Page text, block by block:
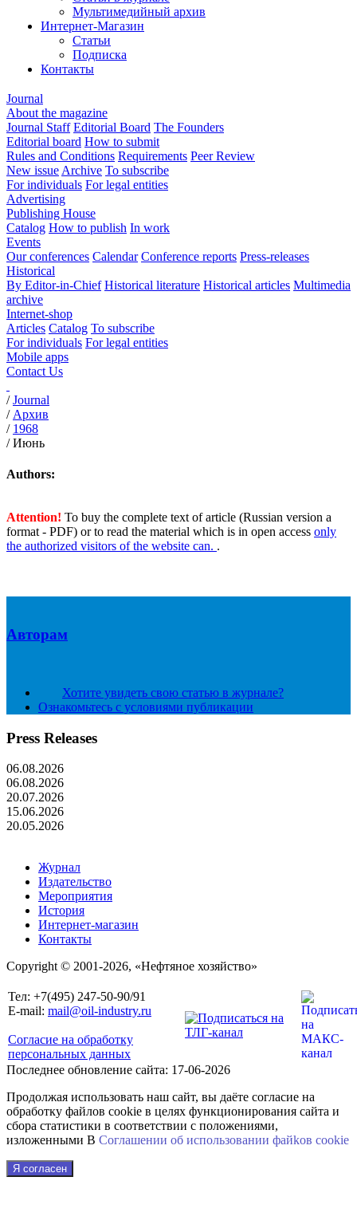
Мультимедийный архив
Интернет-Магазин
Статьи
Подписка
Контакты
Journal
About the magazine
Journal Staff Editorial Board The Founders
Editorial board How to submit
Rules and Conditions Requirements Peer Review
New issue Archive To subscribe
For individuals For legal entities
Advertising
Publishing House
Catalog How to publish In work
Events
Our conferences Calendar Conference reports Press-releases
Historical
By Editor-in-Chief Historical literature Historical articles Multimedia
archive
Internet-shop
Articles Catalog To subscribe
For individuals For legal entities
Mobile apps
Contact Us
/Journal
/ Архив
/ 1968
/Июнь
Authors:
Attention! To buy the complete text of article (Russian version a
format - PDF) or to read the material which is in open access only
the authorized visitors of the website can. .
Авторам
Хотите увидеть свою статью в журнале?
Ознакомьтесь с условиями публикации
Press Releases
06.08.2026
06.08.2026
20.07.2026
15.06.2026
20.05.2026
Журнал
Издательство
Мероприятия
История
Интернет-магазин
Контакты
Copyright © 2001-2026, «Нефтяное хозяйство»
Тел: +7(495) 247-50-90/91
E-mail: mail@oil-industry.ru
Согласие на обработку
персональных данных
Последнее обновление сайта: 17-06-2026
Продолжая использовать наш сайт, вы даёте согласие на
обработку файлов cookie в целях функционирования сайта и
сбора статистики в соответствии с положениями,
изложенными В Соглашении об использовании файkов cookie
Я согласен